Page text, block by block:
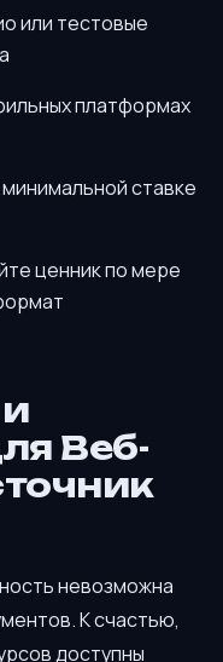
или тестовые
платформах
ставке
ценник по мере
Веб-
невозможна
К счастью,
доступны